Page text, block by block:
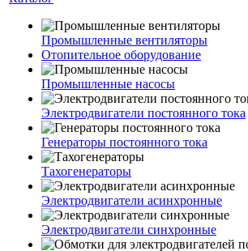
Промышленные вентиляторы
Отопительное оборудование
Промышленные насосы
Электродвигатели постоянного тока
Генераторы постоянного тока
Тахогенераторы
Электродвигатели асинхронные
Электродвигатели синхронные